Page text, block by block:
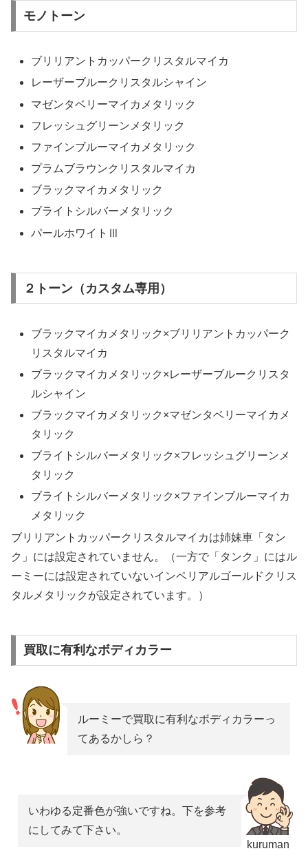
モノトーン
ブリリアントカッパークリスタルマイカ
レーザーブルークリスタルシャイン
マゼンタベリーマイカメタリック
フレッシュグリーンメタリック
ファインブルーマイカメタリック
プラムブラウンクリスタルマイカ
ブラックマイカメタリック
ブライトシルバーメタリック
パールホワイトⅢ
２トーン（カスタム専用）
ブラックマイカメタリック×ブリリアントカッパーク
リスタルマイカ
ブラックマイカメタリック×レーザーブルークリスタ
ルシャイン
ブラックマイカメタリック×マゼンタベリーマイカメ
タリック
ブライトシルバーメタリック×フレッシュグリーンメ
タリック
ブライトシルバーメタリック×ファインブルーマイカ
メタリック
ブリリアントカッパークリスタルマイカは姉妹車「タン
ク」には設定されていません。（一方で「タンク」にはル
ーミーには設定されていないインペリアルゴールドクリス
タルメタリックが設定されています。）
買取に有利なボディカラー
ルーミーで買取に有利なボディカラーっ
てあるかしら？
kuruman
いわゆる定番色が強いですね。下を参考
にしてみて下さい。